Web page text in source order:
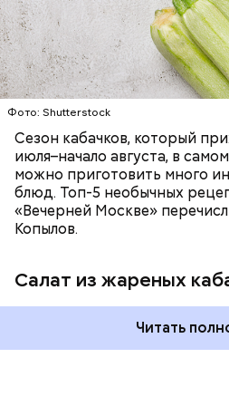
Фото: Shutterstock
Сезон кабачков, который
июля–начало августа, в
можно приготовить много
блюд. Топ-5 необычных
«Вечерней Москве»
Копылов.
Салат из жареных
Читать
кремний — укрепляет
ногти и оказывает
Вред дыни
Фото: Shutterstock
А врач-эндокринолог
что существует множество
немного, поэтому никакого
Чем разнообразнее рацион
лучше. Потому что это
возникновения дефицитов
заверил специалист.